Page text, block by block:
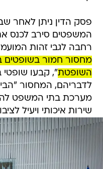
פסק הדין ניתן לאחר
המשפטים סירב לכנס
רחבה לגבי זהות
מחסור חמור
השופטת", קבעו שופטי
לדבריהם, המחסור
מערכת בתי המשפט
שירות איכותי ויעיל